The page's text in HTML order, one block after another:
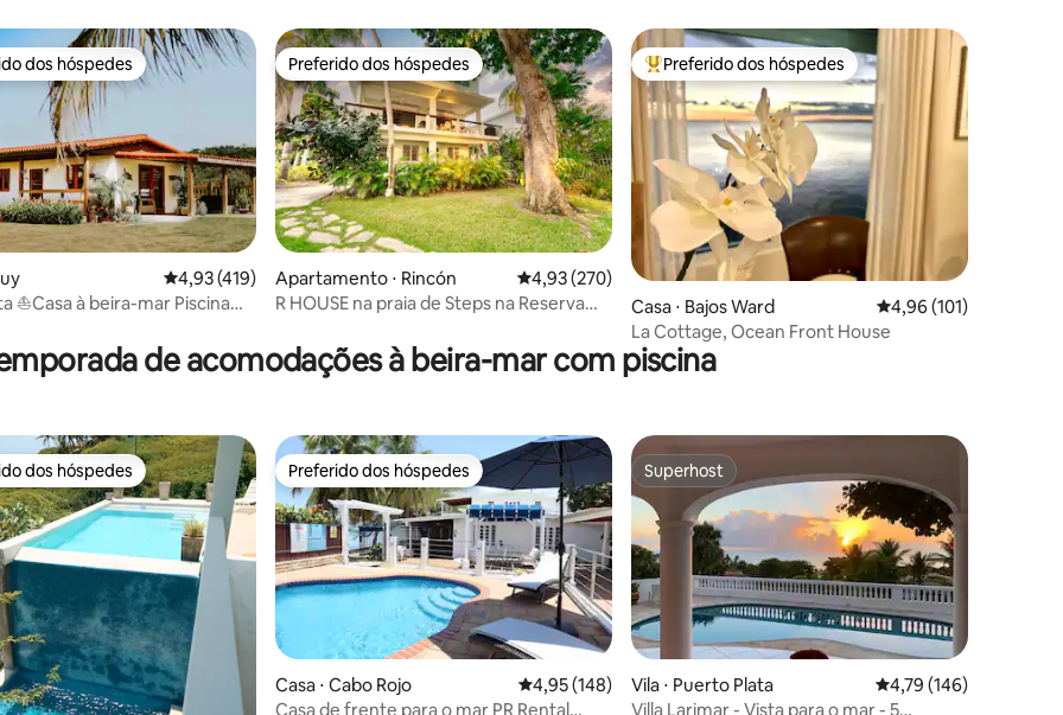
de 5, 405 avaliações
preferidos dos hóspedes
dos hóspedes
4,93 de uma avaliação média de 5, 419 avaliações
4,93 (419)
⛵️Casa à beira-mar Piscina🏝
Preferido dos hóspedes
Preferido dos hóspedes
Apartamento ⋅ Rincón 4,93 de uma avaliação média de 5, 270 avaliações
4,93 (270)
R HOUSE na praia de Steps na Reserva
Entre os melhores preferidos dos hóspedes
Preferido dos hóspedes
Casa ⋅ Bajos Ward 4,96 de uma avaliação
4,96 (101)
La Cottage, Ocean Front House
de acomodações à beira-mar com piscina
preferidos dos hóspedes
dos hóspedes Preferido dos hóspedes
Preferido dos hóspedes
Casa ⋅ Cabo Rojo 4,95 de uma avaliação média de 5, 148 avaliações
4,95 (148)
Casa de frente para o mar PR Rental
Superhost
Superhost
Vila ⋅ Puerto Plata 4,79 de uma avaliação
4,79 (146)
Villa Larimar - Vista para o mar - 5